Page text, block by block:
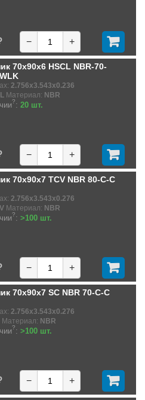
− +
70x90x6 HSCL NBR-70-
2.756x3.543x0.236
Материал: NBR
?: 20 шт.
− +
70x90x7 TCV NBR 80-C-C
2.756x3.543x0.276
Материал: NBR
?: >100 шт.
− +
70x90x7 SC NBR 70-C-C
2.756x3.543x0.276
Материал: NBR
?: >100 шт.
− +